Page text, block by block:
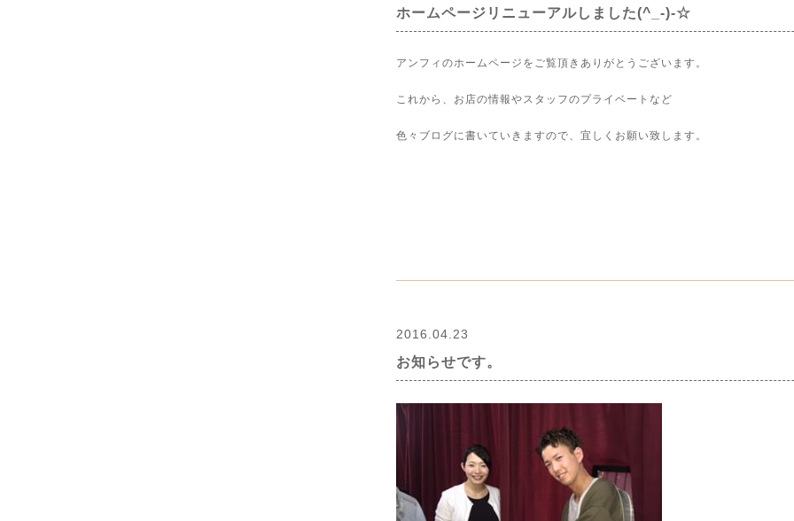
ホームページリニューアルしました(^_-)-☆
アンフィのホームページをご覧頂きありがとうございます。
これから、お店の情報やスタッフのプライベートなど
色々ブログに書いていきますので、宜しくお願い致します。
2016.04.23
お知らせです。